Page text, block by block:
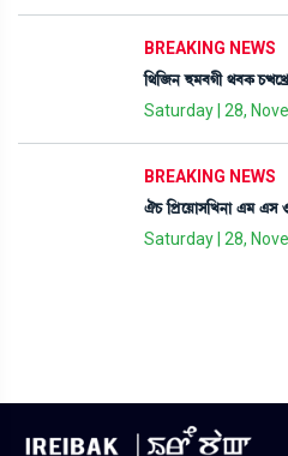
BREAKING NEWS
[=[\> ×³¤Kã =¤A¡
Saturday | 28,
BREAKING NEWS
'W¡ [šøìÚàÎ[J>à &³ &Î
Saturday | 28,